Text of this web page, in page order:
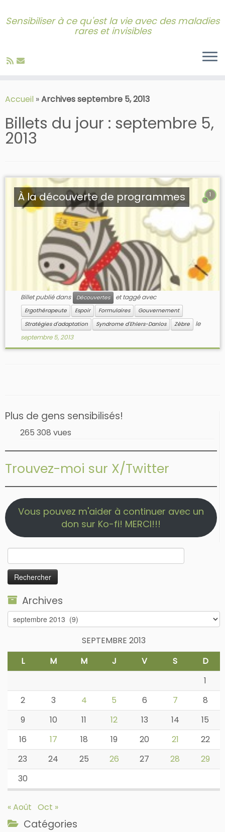
to
Sensibiliser à ce qu'est la vie avec des maladies
rares et invisibles
Accueil »Archives septembre 5, 2013
Billets du jour : septembre 5,
2013
1
À la découverte de programmes
Billet publié dans Découvertes et taggé avec
Ergothérapeute Espoir Formulaires
Gouvernement
Stratégies d'adaptation
Syndrome d'Ehlers-Danlos Zèbre
le
septembre 5, 2013
Plus de gens sensibilisés!
265 308 vues
Trouvez-moi sur X/Twitter
Vous pouvez m'aider à continuer avec un
don sur Ko-fi! MERCI!!!
Archives
Archives
SEPTEMBRE 2013
L
M M J V S
D
1
2
3 4 5 6 7
8
9
10 11 12 13 14
15
16
17 18 19 20 21
22
23
24 25 26 27 28
29
30
« Août Oct »
Catégories